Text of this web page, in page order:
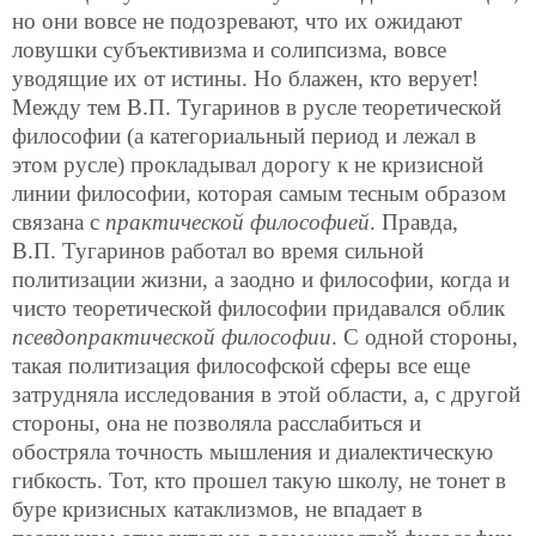
но они вовсе не подозревают, что их ожидают
ловушки субъективизма и солипсизма, вовсе
уводящие их от истины. Но блажен, кто верует!
Между тем В.П. Тугаринов в русле теоретической
философии (а категориальный период и лежал в
этом русле) прокладывал дорогу к не кризисной
линии философии, которая самым тесным образом
связана с практической философией. Правда,
В.П. Тугаринов работал во время сильной
политизации жизни, а заодно и философии, когда и
чисто теоретической философии придавался облик
псевдопрактической философии. С одной стороны,
такая политизация философской сферы все еще
затрудняла исследования в этой области, а, с другой
стороны, она не позволяла расслабиться и
обостряла точность мышления и диалектическую
гибкость. Тот, кто прошел такую школу, не тонет в
буре кризисных катаклизмов, не впадает в